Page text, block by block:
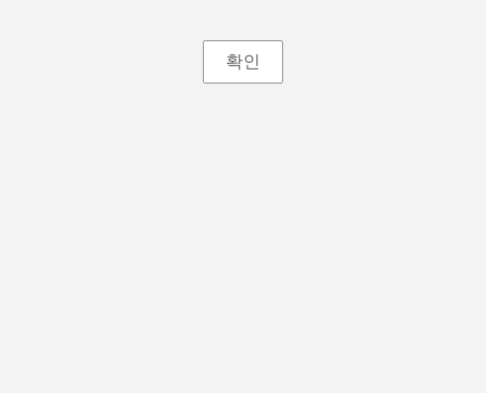
확인